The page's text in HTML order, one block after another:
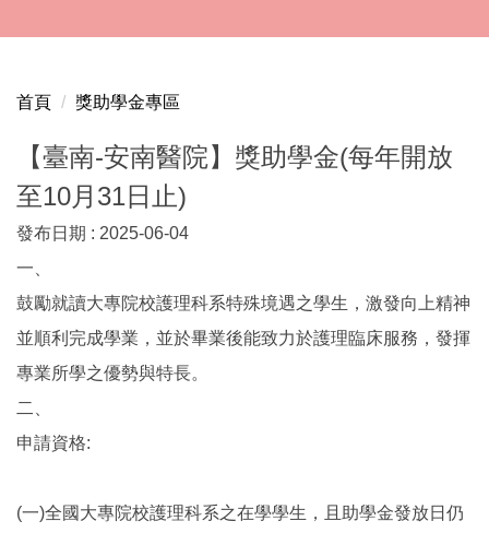
到
要
首頁 獎助學金專區
【臺南-安南醫院】獎助學金(每年開放
至10月31日止)
發布日期 : 2025-06-04
一、
鼓勵就讀大專院校護理科系特殊境遇之學生，激發向上精神
並順利完成學業，並於畢業後能致力於護理臨床服務，發揮
專業所學之優勢與特長。
二、
申請資格:
(一)全國大專院校護理科系之在學學生，且助學金發放日仍